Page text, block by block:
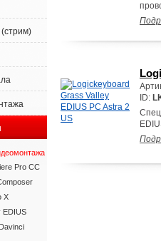
Pro CC
X
EDIUS
ID: